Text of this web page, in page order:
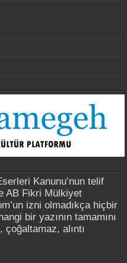
Kanunu’nun telif
AB Fikri Mülkiyet
izni olmadıkça hiçbir
bir yazının tamamını
çoğaltamaz, alıntı